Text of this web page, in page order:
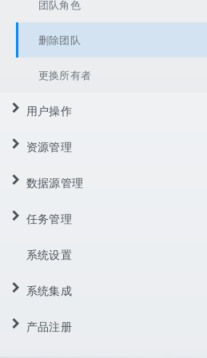
根据账号添加用户
直接添加用户
团队角色
删除团队
更换所有者
用户操作
收藏夹
访问
注册用户
修改密码
密码找回
退出团队
资源管理
新建
文件模板
修改名称
移动
导入
数据源管理
数据库数据源
虚拟数据源
SQL数据集
API数据源
Adapt数据源
任务管理
制定计划
制定任务
查看执行日志
系统设置
系统集成
ServiceLoader
产品注册